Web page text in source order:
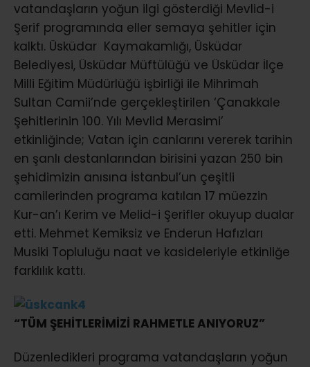
vatandaşların yoğun ilgi gösterdiği Mevlid-i
Şerif programında eller semaya şehitler için
kalktı. Üsküdar Kaymakamlığı, Üsküdar
Belediyesi, Üsküdar Müftülüğü ve Üsküdar İlçe
Milli Eğitim Müdürlüğü işbirliği ile Mihrimah
Sultan Camii’nde gerçekleştirilen ‘Çanakkale
Şehitlerinin 100. Yılı Mevlid Merasimi’
etkinliğinde; Vatan için canlarını vererek tarihin
en şanlı destanlarından birisini yazan 250 bin
şehidimizin anısına İstanbul’un çeşitli
camilerinden programa katılan 17 müezzin
Kur-an’ı Kerim ve Melid-i Şerifler okuyup dualar
etti. Mehmet Kemiksiz ve Enderun Hafızları
Musiki Topluluğu naat ve kasideleriyle etkinliğe
farklılık kattı.
“TÜM ŞEHİTLERİMİZİ RAHMETLE ANIYORUZ”
Düzenledikleri programa vatandaşların yoğun